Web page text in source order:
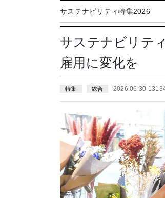
サステナビリティ特集2026
サステナビリテ
雇用に変化を
特集 総合 2026.06.30